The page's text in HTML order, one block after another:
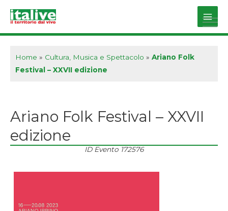
Main
Home » Cultura, Musica e Spettacolo » Ariano Folk
Festival – XXVII edizione
Ariano Folk Festival – XXVII
edizione
ID Evento 172576